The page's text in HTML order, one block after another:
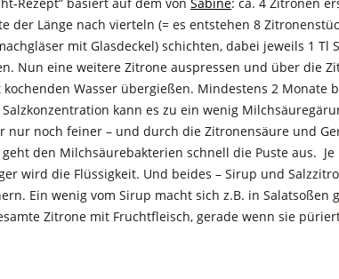
der Länge nach vierteln (= es entstehen 8
mit Glasdeckel) schichten, dabei jeweils 1 Tl
Nun eine weitere Zitrone auspressen und über die
Wasser übergießen. Mindestens 2 Monate
Salzkonzentration kann es zu ein wenig
nur noch feiner – und durch die Zitronensäure und
den Milchsäurebakterien schnell die Puste aus. Je
wird die Flüssigkeit. Und beides – Sirup und
Ein wenig vom Sirup macht sich z.B. in Salatsoßen
Zitrone mit Fruchtfleisch, gerade wenn sie